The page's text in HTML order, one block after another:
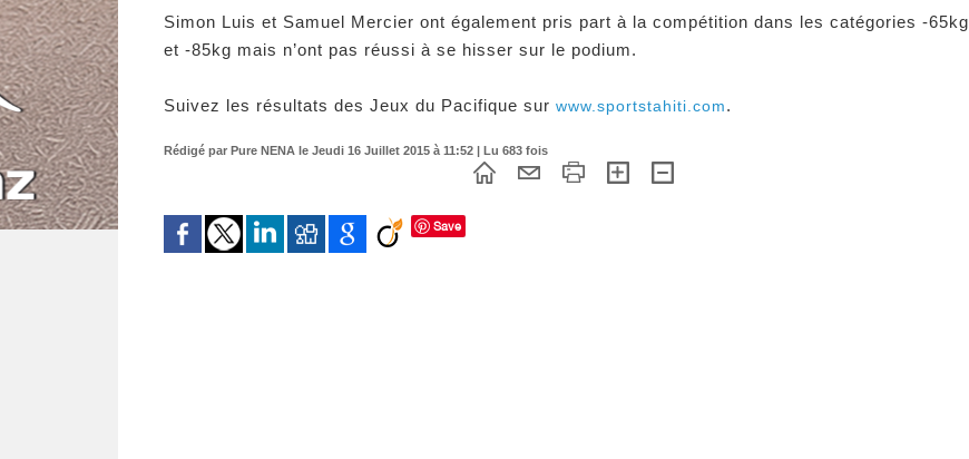
Simon Luis et Samuel Mercier ont également pris part à la compétition dans les catégories -65kg
et -85kg mais n’ont pas réussi à se hisser sur le podium.
Suivez les résultats des Jeux du Pacifique sur www.sportstahiti.com.
Rédigé par Pure NENA le Jeudi 16 Juillet 2015 à 11:52 | Lu 683 fois
Save